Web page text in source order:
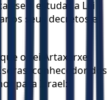
se a estudar a Lei
os seus decretos e
o rei Artaxerxes
conhecedor dos
para Israel: